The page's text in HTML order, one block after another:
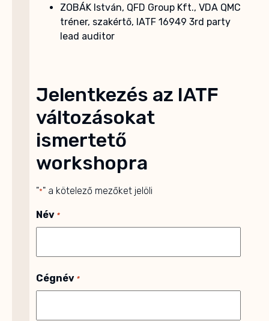
ZOBÁK István, QFD Group Kft., VDA QMC
tréner, szakértő, IATF 16949 3rd party
lead auditor
Jelentkezés az IATF
változásokat
ismertető
workshopra
"*" a kötelező mezőket jelöli
Név *
Cégnév *